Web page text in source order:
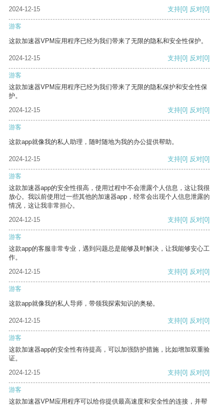
2024-12-15 支持[0] 反对[0]
游客
这款加速器VPM应用程序已经为我们带来了无限的隐私和安全性保护。
2024-12-15 支持[0] 反对[0]
游客
这款加速器VPM应用程序已经为我们带来了无限的隐私保护和安全性保
护。
2024-12-15
支持[0] 反对[0]
游客
这款app就像我的私人助理，随时随地为我的办公提供帮助。
2024-12-15 支持[0] 反对[0]
游客
这款加速器app的安全性很高，使用过程中不会泄露个人信息，这让我很
放心。我以前使用过一些其他的加速器app，经常会出现个人信息泄露的
情况，这让我非常担心。
2024-12-15
支持[0] 反对[0]
游客
这款app的客服非常专业，遇到问题总是能够及时解决，让我能够安心工
作。
2024-12-15
支持[0] 反对[0]
游客
这款app就像我的私人导师，带领我探索知识的奥秘。
2024-12-15 支持[0] 反对[0]
游客
这款加速器app的安全性有待提高，可以加强防护措施，比如增加双重验
证。
2024-12-15
支持[0] 反对[0]
游客
这款加速器VPM应用程序可以给你提供最高速度和安全性的连接，并帮